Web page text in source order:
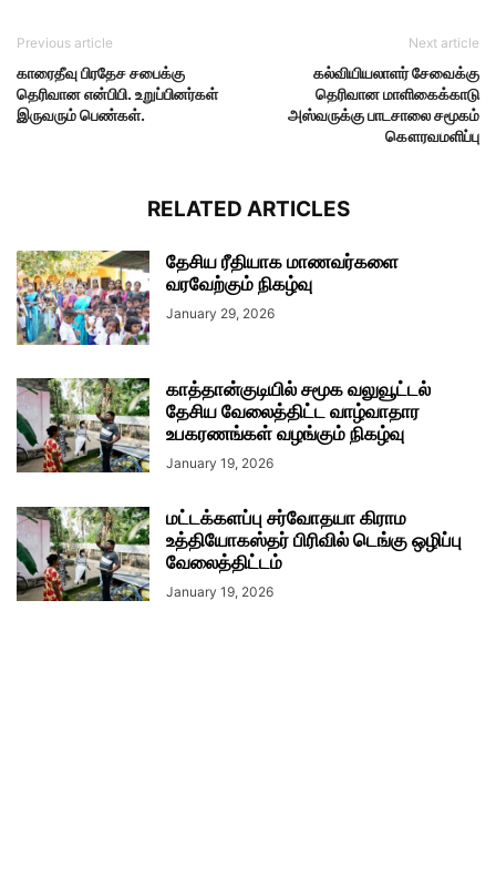
Previous article
காரைதீவு பிரதேச சபைக்கு
தெரிவான என்பிபி. உறுப்பினர்கள்
இருவரும் பெண்கள்.
Next article
கல்வியியலாளர் சேவைக்கு
தெரிவான மாளிகைக்காடு
அஸ்வருக்கு பாடசாலை சமூகம்
கௌரவமளிப்பு
RELATED ARTICLES
தேசிய ரீதியாக மாணவர்களை
வரவேற்கும் நிகழ்வு
January 29, 2026
காத்தான்குடியில் சமூக வலுவூட்டல்
தேசிய வேலைத்திட்ட வாழ்வாதார
உபகரணங்கள் வழங்கும் நிகழ்வு
January 19, 2026
மட்டக்களப்பு சர்வோதயா கிராம
உத்தியோகஸ்தர் பிரிவில் டெங்கு ஒழிப்பு
வேலைத்திட்டம்
January 19, 2026